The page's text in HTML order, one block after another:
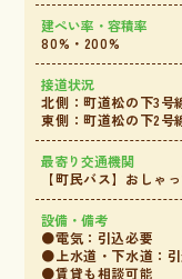
建ぺい率・容積率
80%・200%
接道状況
北側：町道松の下3
東側：町道松の下2
最寄り交通機関
【町民バス】おしゃ
設備・備考
●電気：引込必要
●上水道・下水道：
●賃貸も相談可能